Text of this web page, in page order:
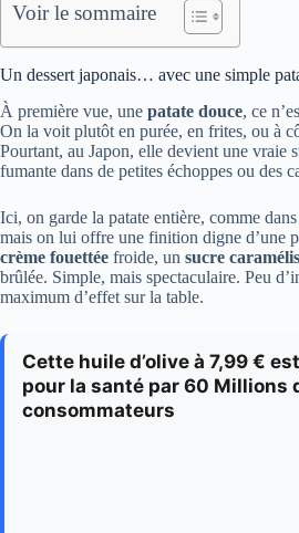
Voir le sommaire
Un dessert japonais… avec une simple
À première vue, une patate douce, ce
On la voit plutôt en purée, en frites, ou à
Pourtant, au Japon, elle devient une vraie
fumante dans de petites échoppes ou des
Ici, on garde la patate entière, comme
mais on lui offre une finition digne d’une
crème fouettée froide, un sucre
brûlée. Simple, mais spectaculaire. Peu
maximum d’effet sur la table.
Cette huile d’olive à 7,99 €
pour la santé par 60 Millions
consommateurs